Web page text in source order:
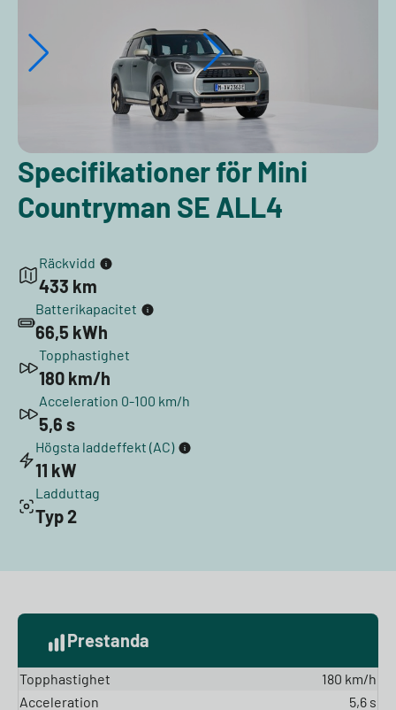
Specifikationer för Mini
Countryman SE ALL4
Räckvidd
433 km
Batterikapacitet
66,5 kWh
Topphastighet
180 km/h
Acceleration 0-100 km/h
5,6 s
Högsta laddeffekt (AC)
11 kW
Ladduttag
Typ 2
Prestanda
Topphastighet
180 km/h
Acceleration
5,6 s